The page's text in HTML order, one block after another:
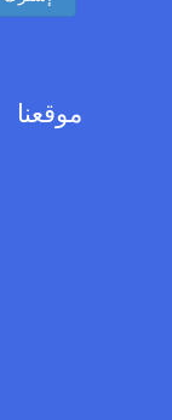
موقعنا